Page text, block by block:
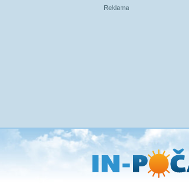
Přejít
na
hlavní
obsah